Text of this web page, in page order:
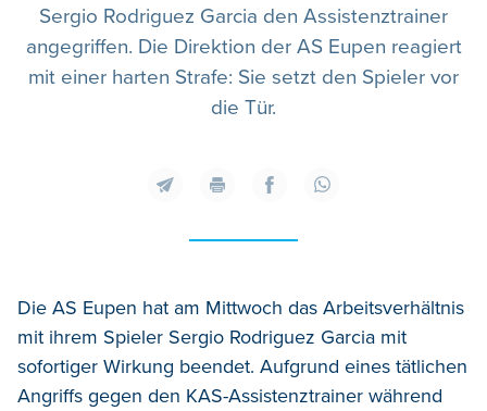
Sergio Rodriguez Garcia den Assistenztrainer
angegriffen. Die Direktion der AS Eupen reagiert
mit einer harten Strafe: Sie setzt den Spieler vor
die Tür.
Die AS Eupen hat am Mittwoch das Arbeitsverhältnis
mit ihrem Spieler Sergio Rodriguez Garcia mit
sofortiger Wirkung beendet. Aufgrund eines tätlichen
Angriffs gegen den KAS-Assistenztrainer während